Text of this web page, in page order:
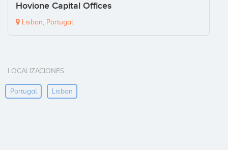
Hovione Capital Offices
Lisbon, Portugal
LOCALIZACIONES
Portugal Lisbon